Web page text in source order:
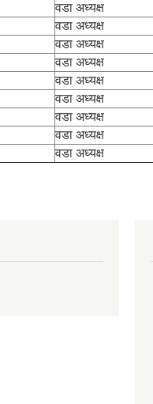
वडा अध्यक्ष
वडा अध्यक्ष
वडा अध्यक्ष
वडा अध्यक्ष
वडा अध्यक्ष
वडा अध्यक्ष
वडा अध्यक्ष
वडा अध्यक्ष
वडा अध्यक्ष